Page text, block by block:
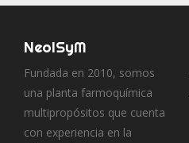
NeolSyM
Fundada en 2010, somos
una planta farmoquímica
multipropósitos que cuenta
con experiencia en la